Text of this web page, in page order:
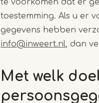
toestemming. Als u er
gegevens hebben
info@inweert.nl , dan
Met welk